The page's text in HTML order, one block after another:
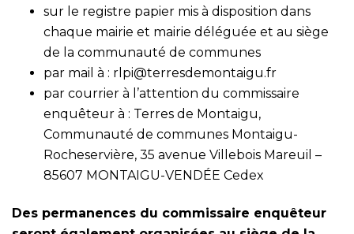
sur le registre papier mis à disposition dans
chaque mairie et mairie déléguée et au siège
de la communauté de communes
par mail à : rlpi@terresdemontaigu.fr
par courrier à l’attention du commissaire
enquêteur à : Terres de Montaigu,
Communauté de communes Montaigu-
Rocheservière, 35 avenue Villebois Mareuil –
85607 MONTAIGU-VENDÉE Cedex
Des permanences du commissaire enquêteur